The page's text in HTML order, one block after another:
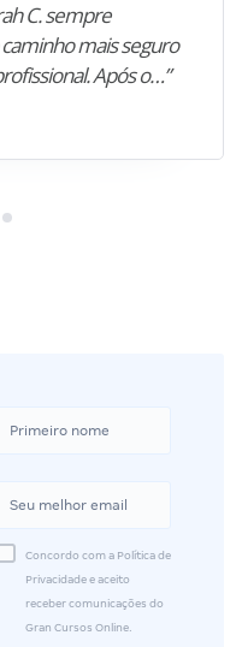
C. sempre
mais seguro
Após o…”
Concordo com a Política de
Privacidade e aceito
receber comunicações do
Gran Cursos Online.